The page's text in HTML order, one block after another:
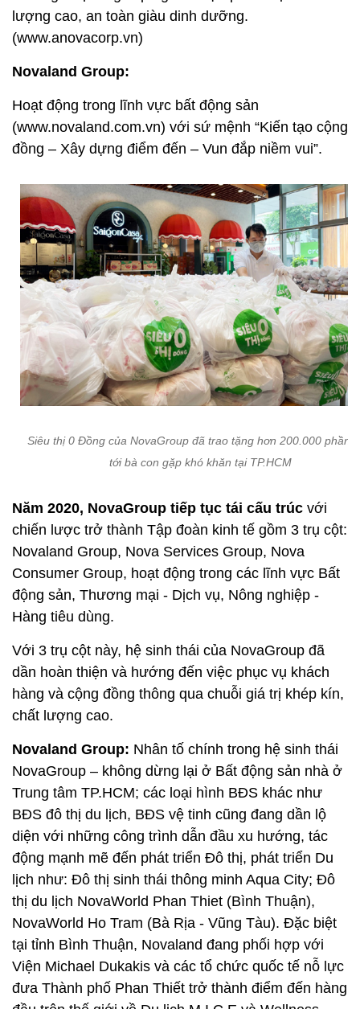
lượng cao, an toàn giàu dinh dưỡng.
(www.anovacorp.vn)
Novaland Group:
Hoạt động trong lĩnh vực bất động sản
(www.novaland.com.vn) với sứ mệnh “Kiến tạo cộng
đồng – Xây dựng điểm đến – Vun đắp niềm vui”.
Siêu thị 0 Đồng của NovaGroup đã trao tặng hơn 200.000 phần
tới bà con gặp khó khăn tại TP.HCM
Năm 2020, NovaGroup tiếp tục tái cấu trúc với
chiến lược trở thành Tập đoàn kinh tế gồm 3 trụ cột:
Novaland Group, Nova Services Group, Nova
Consumer Group, hoạt động trong các lĩnh vực Bất
động sản, Thương mại - Dịch vụ, Nông nghiệp -
Hàng tiêu dùng.
Với 3 trụ cột này, hệ sinh thái của NovaGroup đã
dần hoàn thiện và hướng đến việc phục vụ khách
hàng và cộng đồng thông qua chuỗi giá trị khép kín,
chất lượng cao.
Novaland Group: Nhân tố chính trong hệ sinh thái
NovaGroup – không dừng lại ở Bất động sản nhà ở
Trung tâm TP.HCM; các loại hình BĐS khác như
BĐS đô thị du lịch, BĐS vệ tinh cũng đang dần lộ
diện với những công trình dẫn đầu xu hướng, tác
động mạnh mẽ đến phát triển Đô thị, phát triển Du
lịch như: Đô thị sinh thái thông minh Aqua City; Đô
thị du lịch NovaWorld Phan Thiet (Bình Thuận),
NovaWorld Ho Tram (Bà Rịa - Vũng Tàu). Đặc biệt
tại tỉnh Bình Thuận, Novaland đang phối hợp với
Viện Michael Dukakis và các tổ chức quốc tế nỗ lực
đưa Thành phố Phan Thiết trở thành điểm đến hàng